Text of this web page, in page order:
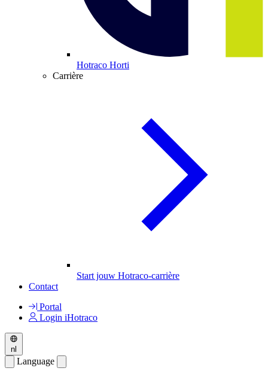
Hotraco Horti
Carrière
Start jouw Hotraco-carrière
Contact
Portal
Login iHotraco
nl
Language